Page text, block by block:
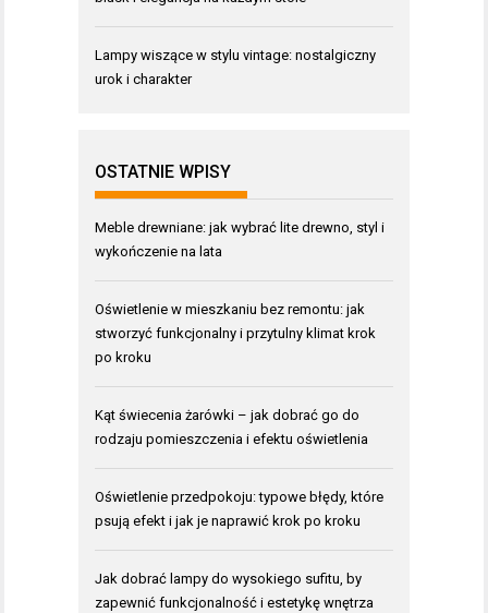
Lampy wiszące w stylu vintage: nostalgiczny
urok i charakter
OSTATNIE WPISY
Meble drewniane: jak wybrać lite drewno, styl i
wykończenie na lata
Oświetlenie w mieszkaniu bez remontu: jak
stworzyć funkcjonalny i przytulny klimat krok
po kroku
Kąt świecenia żarówki – jak dobrać go do
rodzaju pomieszczenia i efektu oświetlenia
Oświetlenie przedpokoju: typowe błędy, które
psują efekt i jak je naprawić krok po kroku
Jak dobrać lampy do wysokiego sufitu, by
zapewnić funkcjonalność i estetykę wnętrza